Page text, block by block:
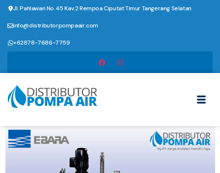
Jl. Pahlawan No.45 Kav.2 Rempoa Ciputat Timur Tangerang Selatan
info@distributorpompaair.com
+62878-7686-7759